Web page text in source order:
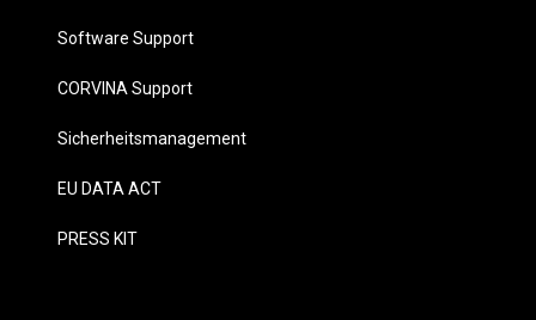
Software Support
CORVINA Support
Sicherheitsmanagement
EU DATA ACT
PRESS KIT